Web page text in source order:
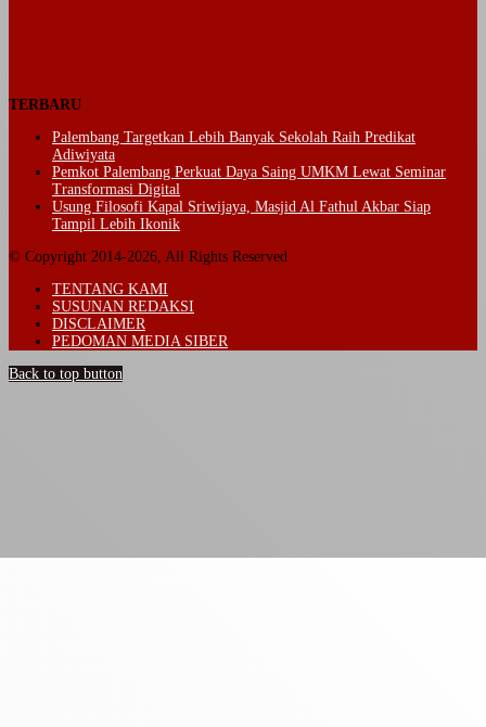
TERBARU
Palembang Targetkan Lebih Banyak Sekolah Raih Predikat
Adiwiyata
Pemkot Palembang Perkuat Daya Saing UMKM Lewat Seminar
Transformasi Digital
Usung Filosofi Kapal Sriwijaya, Masjid Al Fathul Akbar Siap
Tampil Lebih Ikonik
© Copyright 2014-2026, All Rights Reserved
TENTANG KAMI
SUSUNAN REDAKSI
DISCLAIMER
PEDOMAN MEDIA SIBER
Back to top button